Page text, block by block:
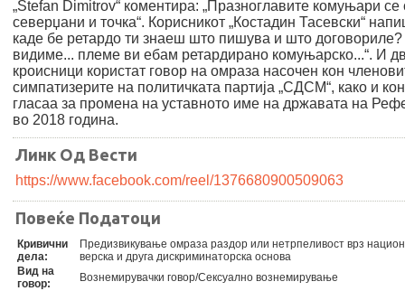
„Stefan Dimitrov“ коментира: „Празноглавите комуњари се
северџани и точка“. Корисникот „Костадин Тасевски“
каде бе ретардо ти знаеш што пишува и што договориле?
видиме... племе ви ебам ретардирано комуњарско...“. И
кроисници користат говор на омраза насочен кон
симпатизерите на политичката партија „СДСМ“, како и
гласаа за промена на уставното име на државата на
во 2018 година.
Линк Од Вести
https://www.facebook.com/reel/1376680900509063
Повеќе Податоци
Кривични
дела:
Предизвикување омраза раздор или нетрпеливост врз
верска и друга дискриминаторска основа
Вид на
говор:
Вознемирувачки говор/Сексуално вознемирување